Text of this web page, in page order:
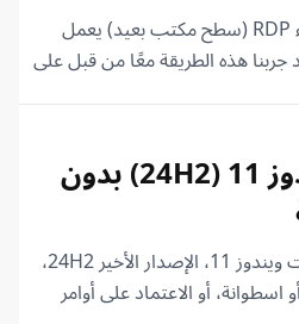
مرحباً بكم. اليوم سنقوم بإنشاء RDP (سطح مكتب بعيد) يعمل
سيرفر 2025. لقد جربنا هذه الطريقة معًا من قبل على
طويلاً. لنبدأ الخطوات معًا.
طريقة تثبيت ويندوز 11 (24H2) بدون
يقدم هذا المقال طريقة لتثبيت ويندوز 11، الإصدار الأخير 24H2،
أو الاعتماد على أوامر